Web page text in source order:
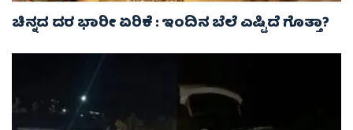
ಚಿನ್ನದ ದರ ಭಾರೀ ಏರಿಕೆ : ಇಂದಿನ ಬೆಲೆ ಎಷ್ಟಿದೆ ಗೊತ್ತಾ?